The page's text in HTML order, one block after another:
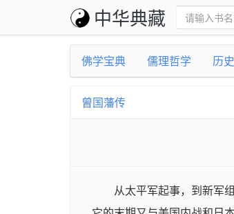
中华典藏
佛学宝典 儒理哲学 历
曾国藩传
从太平军起事，到新军